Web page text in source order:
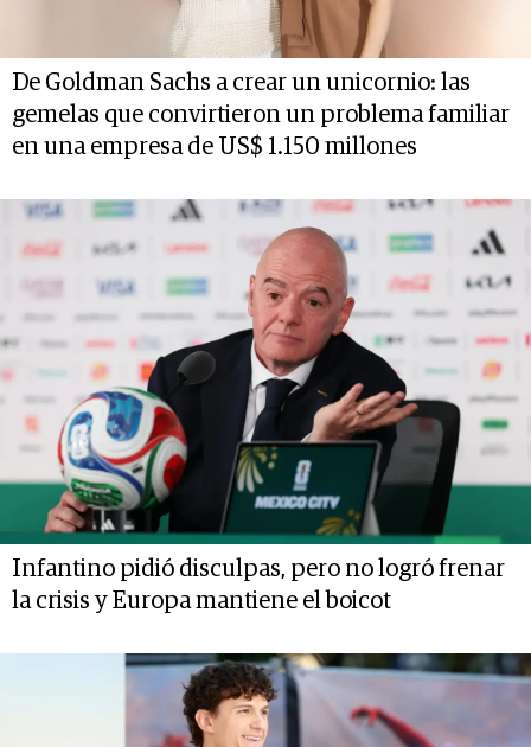
De Goldman Sachs a crear un unicornio: las
gemelas que convirtieron un problema familiar
en una empresa de US$ 1.150 millones
Infantino pidió disculpas, pero no logró frenar
la crisis y Europa mantiene el boicot